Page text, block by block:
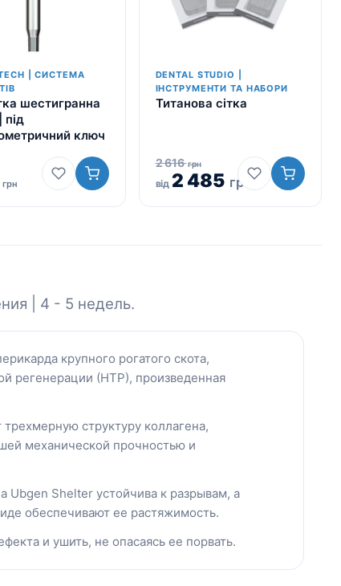
| СИСТЕМА
шестигранна
під
ключ
грн
DENTAL STUDIO |
ІНСТРУМЕНТИ ТА НАБОРИ
Титанова сітка
2 616грн
від 2 485 грн
| 4 - 5 недель.
крупного рогатого скота,
регенерации (НТР), произведенная
трехмерную структуру коллагена,
механической прочностью и
Ubgen Shelter устойчива к разрывам, а
обеспечивают ее растяжимость.
и ушить, не опасаясь ее порвать.